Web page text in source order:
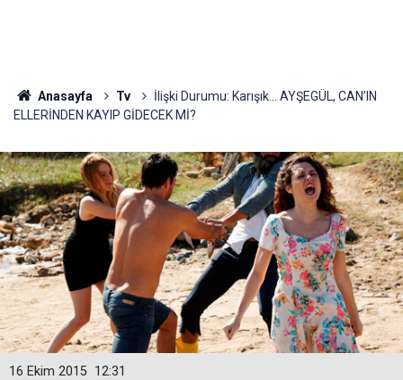
Anasayfa Tv
İlişki Durumu: Karışık... AYŞEGÜL, CAN’IN
ELLERİNDEN KAYIP GİDECEK Mİ?
12:31
16 Ekim 2015